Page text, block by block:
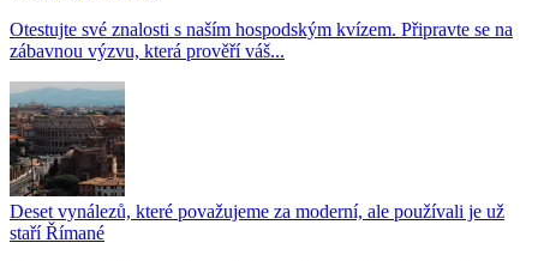
Otestujte své znalosti s naším hospodským kvízem. Připravte se na
zábavnou výzvu, která prověří váš...
Deset vynálezů, které považujeme za moderní, ale používali je už
staří Římané